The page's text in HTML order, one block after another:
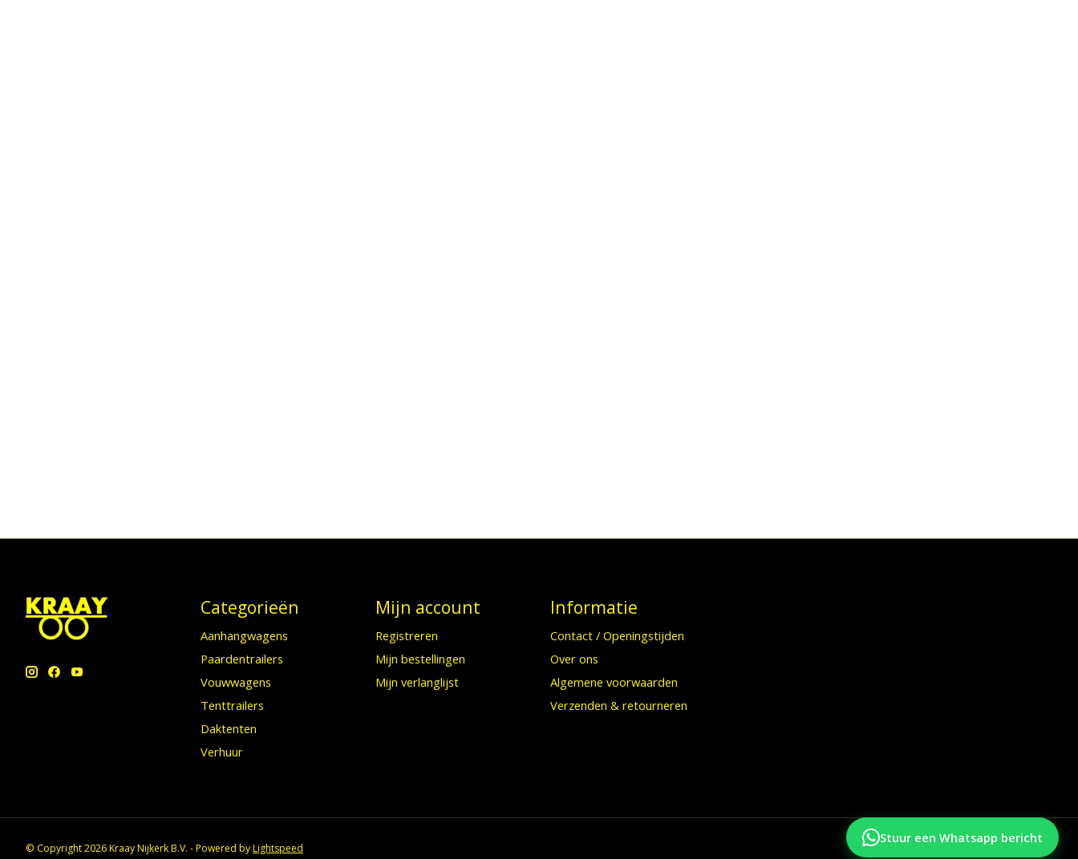
Categorieën
Aanhangwagens
Paardentrailers
Vouwwagens
Tenttrailers
Daktenten
Verhuur
Mijn account
Registreren
Mijn bestellingen
Mijn verlanglijst
Informatie
Contact / Openingstijden
Over ons
Algemene voorwaarden
Verzenden & retourneren
© Copyright 2026 Kraay Nijkerk B.V. - Powered byLightspeed
Stuur een Whatsapp bericht